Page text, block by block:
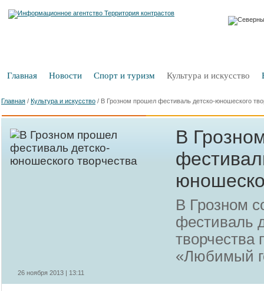
Главная Новости Спорт и туризм Культура и искусство
Главная / Культура и искусство / В Грозном прошел фестиваль детско-юношеского
В
В Грозном
фестиваль
творчества
«Любимый
26 ноября 2013 | 13:11